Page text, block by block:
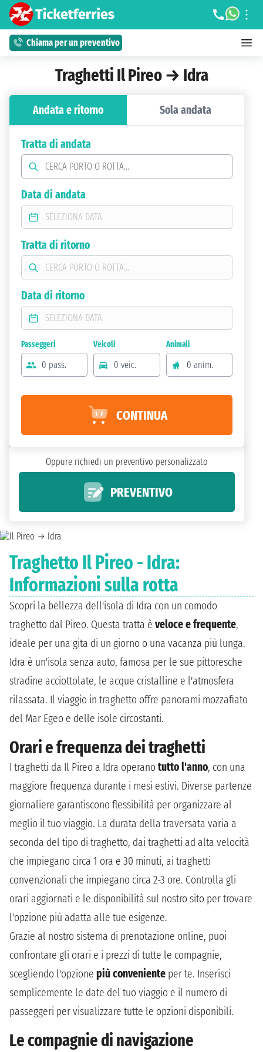
Chiama per un preventivo
Traghetti Il Pireo → Idra
Traghetto Il Pireo - Idra:
Informazioni sulla rotta
Scopri la bellezza dell'isola di Idra con un comodo
traghetto dal Pireo. Questa tratta è veloce e frequente,
ideale per una gita di un giorno o una vacanza più lunga.
Idra è un'isola senza auto, famosa per le sue pittoresche
stradine acciottolate, le acque cristalline e l'atmosfera
rilassata. Il viaggio in traghetto offre panorami mozzafiato
del Mar Egeo e delle isole circostanti.
Orari e frequenza dei traghetti
I traghetti da Il Pireo a Idra operano tutto l'anno, con una
maggiore frequenza durante i mesi estivi. Diverse partenze
giornaliere garantiscono flessibilità per organizzare al
meglio il tuo viaggio. La durata della traversata varia a
seconda del tipo di traghetto, dai traghetti ad alta velocità
che impiegano circa 1 ora e 30 minuti, ai traghetti
convenzionali che impiegano circa 2-3 ore. Controlla gli
orari aggiornati e le disponibilità sul nostro sito per trovare
l'opzione più adatta alle tue esigenze.
Grazie al nostro sistema di prenotazione online, puoi
confrontare gli orari e i prezzi di tutte le compagnie,
scegliendo l'opzione più conveniente per te. Inserisci
semplicemente le date del tuo viaggio e il numero di
passeggeri per visualizzare tutte le opzioni disponibili.
Le compagnie di navigazione
Andata e ritorno Sola andata
Tratta di andata
Data di andata
Tratta di ritorno
Data di ritorno
Passeggeri
0 pass.
Veicoli
0 veic.
Animali
0 anim.
CONTINUA
Oppure richiedi un preventivo personalizzato
PREVENTIVO